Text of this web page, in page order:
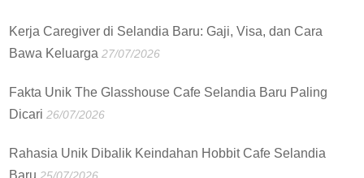
Kerja Caregiver di Selandia Baru: Gaji, Visa, dan Cara
Bawa Keluarga 27/07/2026
Fakta Unik The Glasshouse Cafe Selandia Baru Paling
Dicari 26/07/2026
Rahasia Unik Dibalik Keindahan Hobbit Cafe Selandia
Baru 25/07/2026